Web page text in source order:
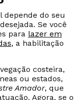
CERTA